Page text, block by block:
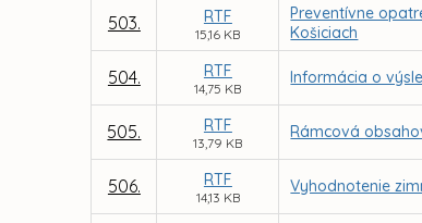
503. RTF
15,16 KB
Preventívne
Košiciach
504. RTF
14,75 KB
Informácia o
505. RTF
13,79 KB
Rámcová
506. RTF
14,13 KB
Vyhodnotenie